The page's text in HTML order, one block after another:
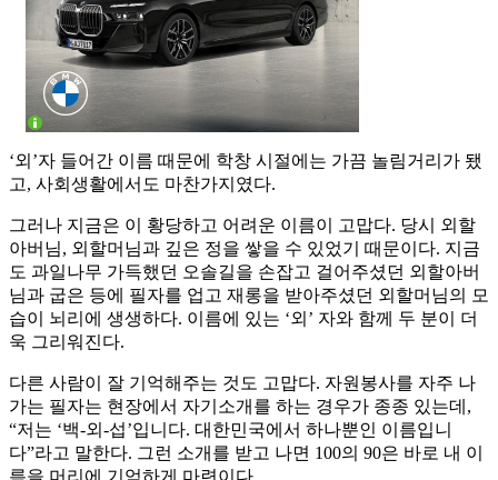
‘외’자 들어간 이름 때문에 학창 시절에는 가끔 놀림거리가 됐
고, 사회생활에서도 마찬가지였다.
그러나 지금은 이 황당하고 어려운 이름이 고맙다. 당시 외할
아버님, 외할머님과 깊은 정을 쌓을 수 있었기 때문이다. 지금
도 과일나무 가득했던 오솔길을 손잡고 걸어주셨던 외할아버
님과 굽은 등에 필자를 업고 재롱을 받아주셨던 외할머님의 모
습이 뇌리에 생생하다. 이름에 있는 ‘외’ 자와 함께 두 분이 더
욱 그리워진다.
다른 사람이 잘 기억해주는 것도 고맙다. 자원봉사를 자주 나
가는 필자는 현장에서 자기소개를 하는 경우가 종종 있는데,
“저는 ‘백-외-섭’입니다. 대한민국에서 하나뿐인 이름입니
다”라고 말한다. 그런 소개를 받고 나면 100의 90은 바로 내 이